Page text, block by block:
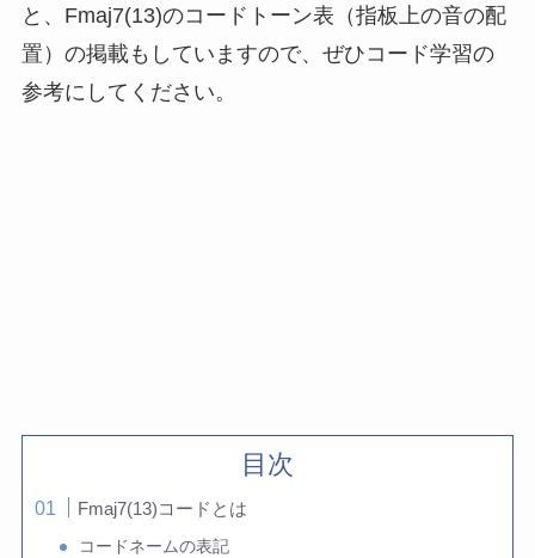
と、Fmaj7(13)のコードトーン表（指板上の音の配
置）の掲載もしていますので、ぜひコード学習の
参考にしてください。
目次
Fmaj7(13)コードとは
コードネームの表記